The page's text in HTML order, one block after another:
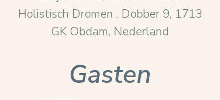
Holistisch Dromen , Dobber 9, 1713
GK Obdam, Nederland
Gasten